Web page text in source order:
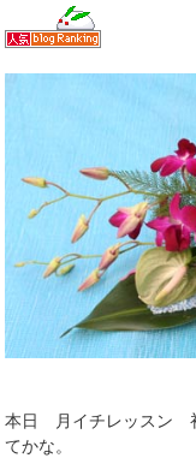
本日 月イチレッスン
てかな。